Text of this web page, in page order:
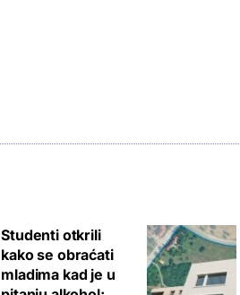
Studenti otkrili
kako se obraćati
mladima kad je u